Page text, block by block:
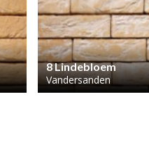
8 Lindebloem
Vandersanden